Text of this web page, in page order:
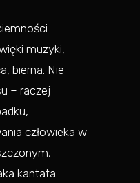
muzyki,
bierna. Nie
– raczej
człowieka w
kantata